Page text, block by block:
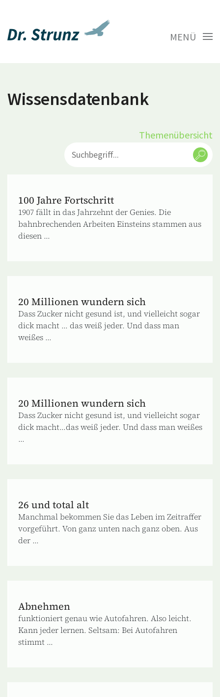
MENÜ
Wissensdatenbank
Themenübersicht
100 Jahre Fortschritt
1907 fällt in das Jahrzehnt der Genies. Die
bahnbrechenden Arbeiten Einsteins stammen aus
diesen ...
20 Millionen wundern sich
Dass Zucker nicht gesund ist, und vielleicht sogar
dick macht ... das weiß jeder. Und dass man
weißes ...
20 Millionen wundern sich
Dass Zucker nicht gesund ist, und vielleicht sogar
dick macht...das weiß jeder. Und dass man weißes
...
26 und total alt
Manchmal bekommen Sie das Leben im Zeitraffer
vorgeführt. Von ganz unten nach ganz oben. Aus
der ...
Abnehmen
funktioniert genau wie Autofahren. Also leicht.
Kann jeder lernen. Seltsam: Bei Autofahren
stimmt ...